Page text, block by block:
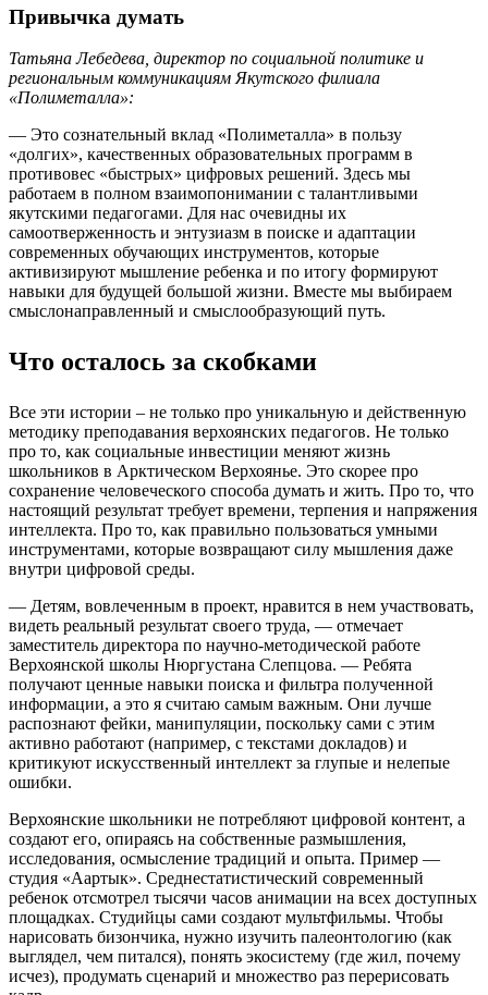
Привычка думать
Татьяна Лебедева, директор по социальной политике и
региональным коммуникациям Якутского филиала
«Полиметалла»:
— Это сознательный вклад «Полиметалла» в пользу
«долгих», качественных образовательных программ в
противовес «быстрых» цифровых решений. Здесь мы
работаем в полном взаимопонимании с талантливыми
якутскими педагогами. Для нас очевидны их
самоотверженность и энтузиазм в поиске и адаптации
современных обучающих инструментов, которые
активизируют мышление ребенка и по итогу формируют
навыки для будущей большой жизни. Вместе мы выбираем
смыслонаправленный и смыслообразующий путь.
Что осталось за скобками
Все эти истории – не только про уникальную и действенную
методику преподавания верхоянских педагогов. Не только
про то, как социальные инвестиции меняют жизнь
школьников в Арктическом Верхоянье. Это скорее про
сохранение человеческого способа думать и жить. Про то, что
настоящий результат требует времени, терпения и напряжения
интеллекта. Про то, как правильно пользоваться умными
инструментами, которые возвращают силу мышления даже
внутри цифровой среды.
— Детям, вовлеченным в проект, нравится в нем участвовать,
видеть реальный результат своего труда, — отмечает
заместитель директора по научно-методической работе
Верхоянской школы Нюргустана Слепцова. — Ребята
получают ценные навыки поиска и фильтра полученной
информации, а это я считаю самым важным. Они лучше
распознают фейки, манипуляции, поскольку сами с этим
активно работают (например, с текстами докладов) и
критикуют искусственный интеллект за глупые и нелепые
ошибки.
Верхоянские школьники не потребляют цифровой контент, а
создают его, опираясь на собственные размышления,
исследования, осмысление традиций и опыта. Пример —
студия «Аартык». Среднестатистический современный
ребенок отсмотрел тысячи часов анимации на всех доступных
площадках. Студийцы сами создают мультфильмы. Чтобы
нарисовать бизончика, нужно изучить палеонтологию (как
выглядел, чем питался), понять экосистему (где жил, почему
исчез), продумать сценарий и множество раз перерисовать